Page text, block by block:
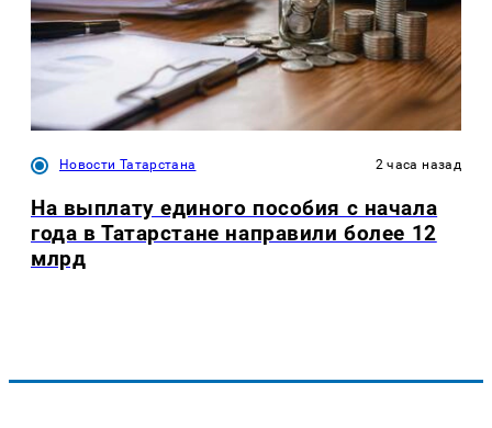
Новости Татарстана 2 часа назад
На выплату единого пособия с начала
года в Татарстане направили более 12
млрд